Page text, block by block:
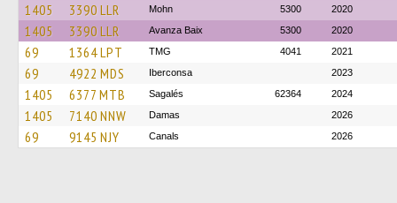
1405 3390 LLR Mohn 5300 2020
1405 3390 LLR Avanza Baix 5300 2020
69 1364 LPT TMG 4041 2021
69 4922 MDS Iberconsa 2023
1405 6377 MTB Sagalés 62364 2024
1405 7140 NNW Damas 2026
69 9145 NJY Canals 2026